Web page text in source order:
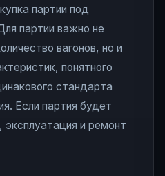
партии под
партии важно не
вагонов, но и
понятного
стандарта
Если партия будет
и ремонт